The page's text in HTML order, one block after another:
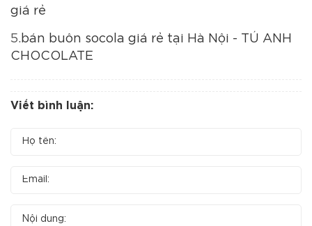
giá rẻ
5. bán buôn socola giá rẻ tại Hà Nội - TÚ ANH
CHOCOLATE
Viết bình luận: